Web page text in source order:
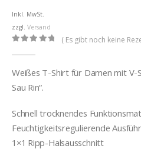
Inkl. MwSt.
zzgl. Versand
( Es gibt noch keine
Weißes T-Shirt für Damen mit
Sau Rin“.
Schnell trocknendes
Feuchtigkeitsregulierende
1×1 Ripp-Halsausschnitt